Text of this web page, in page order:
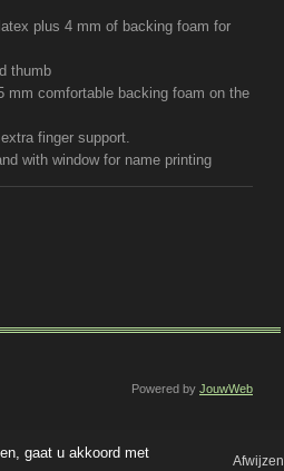
gaat u akkoord met
Afwijzen
plus 4 mm of backing foam for
thumb
mm comfortable backing foam on the
finger support.
with window for name printing
Powered by JouwWeb